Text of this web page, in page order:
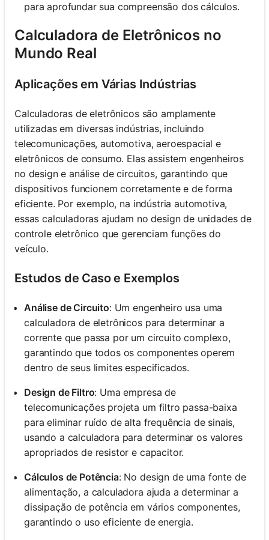
para aprofundar sua compreensão dos cálculos.
Calculadora de Eletrônicos no
Mundo Real
Aplicações em Várias Indústrias
Calculadoras de eletrônicos são amplamente
utilizadas em diversas indústrias, incluindo
telecomunicações, automotiva, aeroespacial e
eletrônicos de consumo. Elas assistem engenheiros
no design e análise de circuitos, garantindo que
dispositivos funcionem corretamente e de forma
eficiente. Por exemplo, na indústria automotiva,
essas calculadoras ajudam no design de unidades de
controle eletrônico que gerenciam funções do
veículo.
Estudos de Caso e Exemplos
Análise de Circuito: Um engenheiro usa uma
calculadora de eletrônicos para determinar a
corrente que passa por um circuito complexo,
garantindo que todos os componentes operem
dentro de seus limites especificados.
Design de Filtro: Uma empresa de
telecomunicações projeta um filtro passa-baixa
para eliminar ruído de alta frequência de sinais,
usando a calculadora para determinar os valores
apropriados de resistor e capacitor.
Cálculos de Potência: No design de uma fonte de
alimentação, a calculadora ajuda a determinar a
dissipação de potência em vários componentes,
garantindo o uso eficiente de energia.